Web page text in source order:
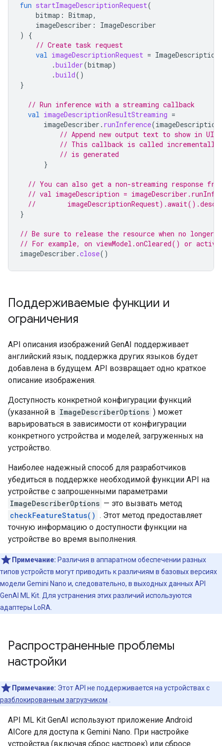
fun startImageDescriptionRequest(
bitmap : Bitmap,
imageDescriber :
ImageDescriber
)
{
// Create task request
val imageDescriptionRequest =
.builder(bitmap)
.build()
}
// Run inference with a streaming callback
val imageDescriptionResultStreaming =
imageDescriber . runInference(
// Append new output text to show in UI
// This callback is called incrementally
// is generated
}
// You can also get a non-streaming response
// val imageDescription =
//
}
// Be sure to release the resource when no longer
// For example, on viewModel.onCleared() or
imageDescriber .close()
Поддерживаемые функции и
ограничения
API описания изображений GenAI поддерживает
английский язык, поддержка других языков будет
добавлена ​​в будущем. API возвращает одно краткое
описание изображения.
Доступность конкретной конфигурации функций
(указанной в ImageDescriberOptions ) может
варьироваться в зависимости от конфигурации
конкретного устройства и моделей, загруженных на
устройство.
Наиболее надежный способ для разработчиков
убедиться в поддержке необходимой функции API на
устройстве с запрошенными параметрами
ImageDescriberOptions — это вызвать метод
checkFeatureStatus() . Этот метод предоставляет
точную информацию о доступности функции на
устройстве во время выполнения.
Примечание: Различия в аппаратном обеспечении разных
типов устройств могут приводить к различиям в базовых версиях
модели Gemini Nano и, следовательно, в выходных данных API
GenAI ML Kit. Для устранения этих различий используются
адаптеры LoRA.
Распространенные проблемы
настройки
Примечание: Этот API не поддерживается на устройствах с
разблокированным загрузчиком
API ML Kit GenAI используют приложение Android
AICore для доступа к Gemini Nano. При настройке
устройства (включая сброс настроек) или сбросе